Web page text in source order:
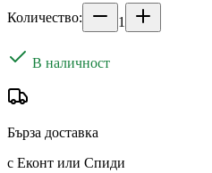
Количество: 1
В наличност
Бърза доставка
с Еконт или Спиди